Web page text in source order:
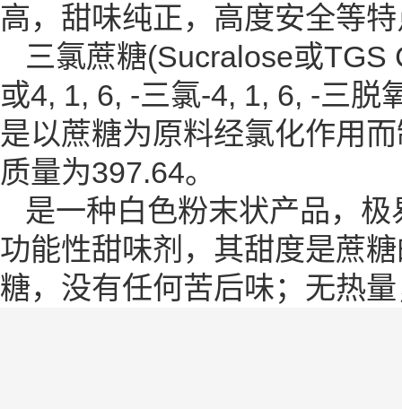
高，甜味纯正，高度安全等
三氯蔗糖(Sucralose或TGS
或4, 1, 6, -三氯-4, 1, 6, -三
是以蔗糖为原料经氯化作用
质量为397.64。
是一种白色粉末状产品，极
功能性甜味剂，其甜度是蔗
糖，没有任何苦后味；无热